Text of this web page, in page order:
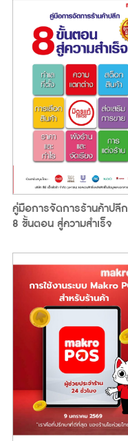
คู่มือการจัดการร้านค้าปลีก
8 ขั้นตอน สู่ความสำเร็จ